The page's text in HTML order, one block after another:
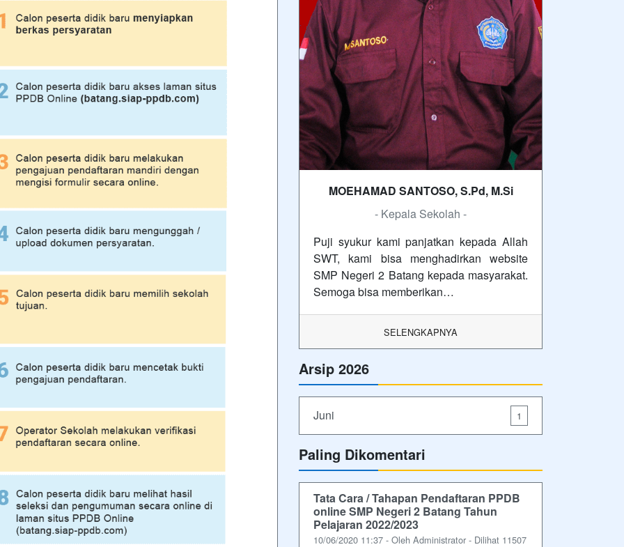
MOEHAMAD SANTOSO, S.Pd, M.Si
- Kepala Sekolah -
Puji syukur kami panjatkan kepada Allah
SWT, kami bisa menghadirkan website
SMP Negeri 2 Batang kepada masyarakat.
Semoga bisa memberikan…
SELENGKAPNYA
Arsip 2026
Juni 1
Paling Dikomentari
Tata Cara / Tahapan Pendaftaran PPDB
online SMP Negeri 2 Batang Tahun
Pelajaran 2022/2023
10/06/2020 11:37 - Oleh Administrator - Dilihat 11507